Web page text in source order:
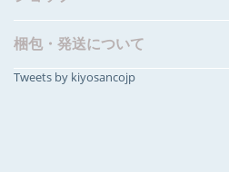
梱包・発送について
Tweets by kiyosancojp